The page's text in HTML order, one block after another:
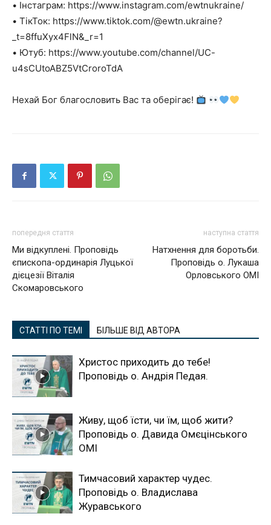
• Інстаграм: https://www.instagram.com/ewtnukraine/
• ТікТок: https://www.tiktok.com/@ewtn.ukraine?
_t=8ffuXyx4FlN&_r=1
• Ютуб: https://www.youtube.com/channel/UC-
u4sCUtoABZ5VtCroroTdA
Нехай Бог благословить Вас та оберігає!
попередня стаття
Ми відкуплені. Проповідь
єпископа-ординарія Луцької
дієцезії Віталія
Скомаровського
наступна стаття
Натхнення для боротьби.
Проповідь о. Лукаша
Орловського ОМІ
СТАТТІ ПО ТЕМІ БІЛЬШЕ ВІД АВТОРА
Христос приходить до тебе!
Проповідь о. Андрія Педая.
Живу, щоб їсти, чи їм, щоб жити?
Проповідь о. Давида Омєцінського
ОМІ
Тимчасовий характер чудес.
Проповідь о. Владислава
Журавського